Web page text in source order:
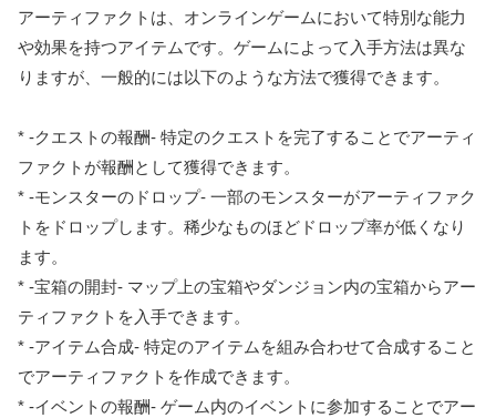
アーティファクトは、オンラインゲームにおいて特別な能力
や効果を持つアイテムです。ゲームによって入手方法は異な
りますが、一般的には以下のような方法で獲得できます。
* -クエストの報酬- 特定のクエストを完了することでアーティ
ファクトが報酬として獲得できます。
* -モンスターのドロップ- 一部のモンスターがアーティファク
トをドロップします。稀少なものほどドロップ率が低くなり
ます。
* -宝箱の開封- マップ上の宝箱やダンジョン内の宝箱からアー
ティファクトを入手できます。
* -アイテム合成- 特定のアイテムを組み合わせて合成すること
でアーティファクトを作成できます。
* -イベントの報酬- ゲーム内のイベントに参加することでアー